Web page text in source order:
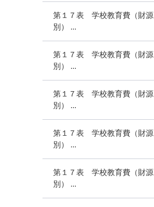
第１７表 学校教育費（財源
別） ...
第１７表 学校教育費（財源
別） ...
第１７表 学校教育費（財源
別） ...
第１７表 学校教育費（財源
別） ...
第１７表 学校教育費（財源
別） ...